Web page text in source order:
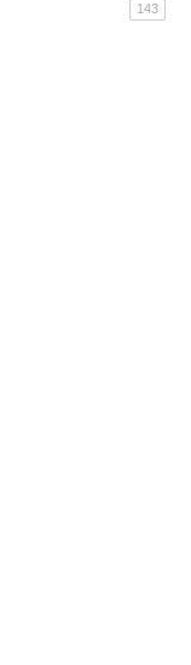
143